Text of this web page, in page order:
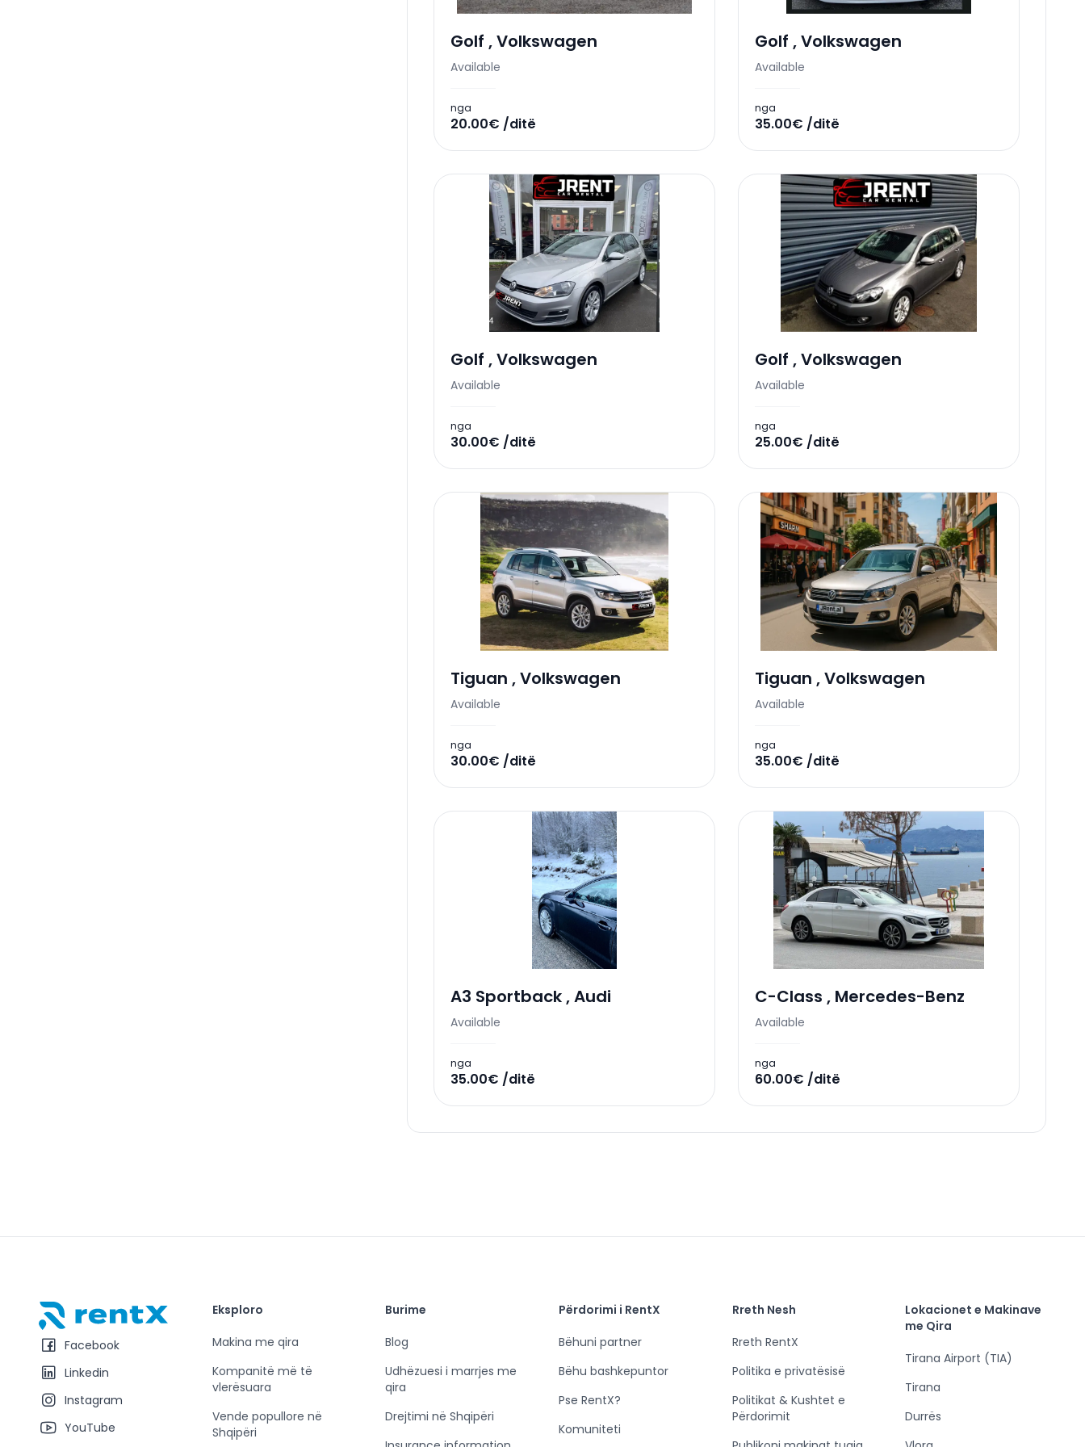
Golf ,Volkswagen
Available
nga
20.00€ /ditë
Golf ,Volkswagen
Available
nga
35.00€ /ditë
Golf ,Volkswagen
Available
nga
30.00€ /ditë
Golf ,Volkswagen
Available
nga
25.00€ /ditë
Tiguan ,Volkswagen
Available
nga
30.00€ /ditë
Tiguan ,Volkswagen
Available
nga
35.00€ /ditë
A3 Sportback ,Audi
Available
nga
35.00€ /ditë
C-Class , Mercedes-Benz
Available
nga
60.00€ /ditë
RentX – Makina me qira në Shqipëri
Facebook
Linkedin
Instagram
YouTube
Eksploro
Makina me qira
Kompanitë më të
vlerësuara
Vende popullore në
Shqipëri
Burime
Blog
Udhëzuesi i marrjes me
qira
Drejtimi në Shqipëri
Përdorimi i RentX
Bëhuni partner
Bëhu bashkepuntor
Pse RentX?
Komuniteti
Rreth Nesh
Rreth RentX
Politika e privatësisë
Politikat & Kushtet e
Përdorimit
Lokacionet e Makinave
me Qira
Tirana Airport (TIA)
Tirana
Durrës